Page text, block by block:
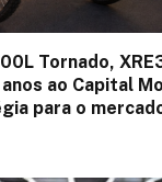
Tornado,
ao Capital
para o